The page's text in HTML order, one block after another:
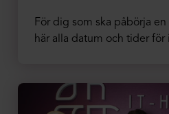
För dig som ska påbörja
här alla datum och tider